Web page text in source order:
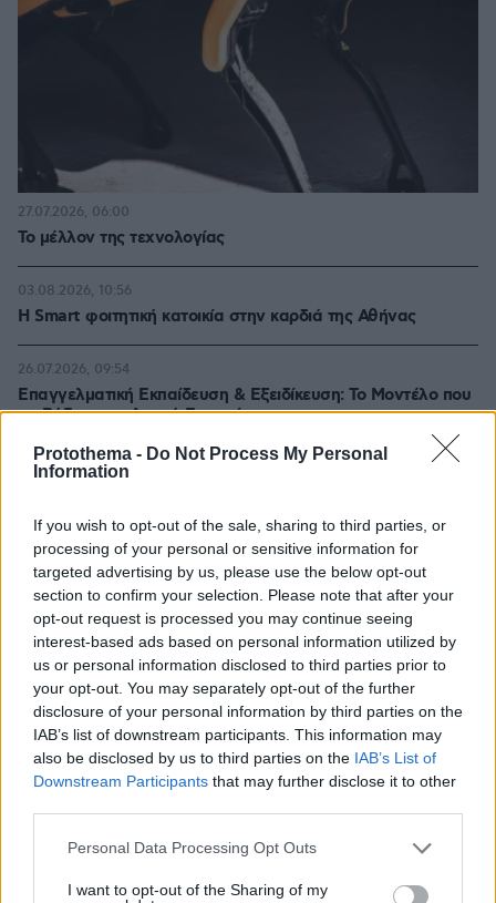
Protothema - Do Not Process My Personal
Information
If you wish to opt-out of the sale, sharing to third parties, or
processing of your personal or sensitive information for
targeted advertising by us, please use the below opt-out
section to confirm your selection. Please note that after your
opt-out request is processed you may continue seeing
interest-based ads based on personal information utilized by
us or personal information disclosed to third parties prior to
your opt-out. You may separately opt-out of the further
disclosure of your personal information by third parties on the
IAB’s list of downstream participants. This information may
also be disclosed by us to third parties on the IAB’s List of
Downstream Participants that may further disclose it to other
Please note that this website/app uses one or more Google
not limited to your visit or usage behaviour. You may click to
Personal Data Processing Opt Outs
I want to opt-out of the Sharing of my
Το μέλλον της τεχνολογίας
27.07.2026, 06:00
Η Smart φοιτητική κατοικία στην καρδιά της Αθήνας
03.08.2026, 10:56
Επαγγελματική Εκπαίδευση & Εξειδίκευση: Το Mοντέλο που
σε Bάζει στην Aγορά Eργασίας
26.07.2026, 09:54
Ειδήσεις Δημοφιλή Σχολιασμένα
Μπορεί ο σκύλος μας να πιει κρύο νερό; Τι πρέπει να
προσέξουμε με τα παγάκια
πριν 17 λεπτά
Βάλθηκε να τρελάνει κόσμο ο Καντέρ: Ο Τούρκος
πρώην σέντερ του NBA δηλώνει ότι πληροί τα
κριτήρια... συμπερίληψης και δηλώνει υποψήφιος να
παίξει στο WNBA
πριν 17 λεπτά
Γιατί ο πάγος στα bar είναι τόσο διάφανος ενώ στο σπίτι
πριν 17 λεπτά
Λεοντίτο Αργιθέας: Στο καφενείο του παπά Χρήστου,